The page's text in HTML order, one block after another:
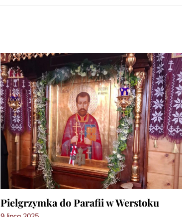
Pielgrzymka do Parafii w Werstoku